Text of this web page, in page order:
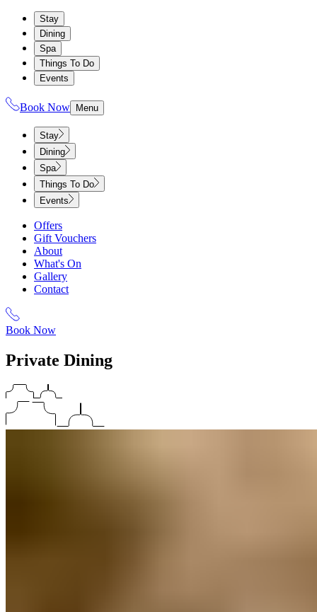
Stay
Dining
Spa
Things To Do
Events
Book Now Menu
Stay
Dining
Spa
Things To Do
Events
Offers
Gift Vouchers
About
What's On
Gallery
Contact
Book Now
Private Dining​​​​‌ ‍ ​‍​‍‌‍ ‌ ​‍‌‍‍‌‌‍‌ ‌‍‍‌‌‍ ‍​‍​‍​ ‍‍​‍​‍‌ ​ ‌‍​‌‌‍ ‍‌‍‍‌‌ ‌​‌ ‍‌​‍ ‍‌‍‍‌‌‍ ​‍​‍​‍ ​​‍​‍‌‍‍​‌ ​‍‌‍‌‌‌‍‌‍​‍​‍​ ‍‍​‍​‍‌‍‍​‌ ‌​‌ ‌​‌ ​​‌ ​ ​ ‍‍​‍ ​‍ ‌‍ ​​‍ ‌‌‍​‌‌‍ ‍‌‍‌​​‍ ‌‌ ​‍​‍ ‌‌‍‍​‌‍ ‌ ‌​‌‍‌‌‌‍ ​‌ ​ ​‍ ‌‌ ​ ‌ ‌​‌ ‌‌‌‍‌​‌‍‍‌‌‍ ​‍ ‍‌ ‌‍‌‍‌‌‌ ​‍‌‍​ ‌‍‌‌‌‍ ​​‍ ‍‌‍​‌‌ ​​‌ ​​​‍ ‌‍‍‌‌‍ ‍‌ ‌​‌‍‌‌‌‍ ‍‌ ‌​​‍ ‌‍‌‌‌‍‌​‌‍‍‌‌ ‌​​‍ ‌‍ ‌‌‍ ‌‍‌​‌‍‌‌​ ‌‌ ​​‌ ​‍‌‍‌‌‌ ​ ‌‍‌‌‌‍ ‍‌ ‌​‌‍​‌‌ ‌​‌‍‍‌‌‍ ‌‍ ‍​ ‍ ‌‍‍‌‌‍‌​​ ‌‌‍​‍​ ‍‌​ ​‍​ ‌​‌‍‌‌‌‍‌​‌‍​‌​ ​‍​‍ ‌​ ‌​‌‍‌‌​ ​‌​ ‍‌​‍ ‌​ ‌​​ ​​​ ​‍​ ​​​‍ ‌‌‍​‌​ ‌‌​ ‌​‌‍​‌​‍ ‌‌‍‌‍‌‍‌​​ ​‌​ ​ ‌‍​‌​ ​ ​ ‍‌​ ‍​​ ‍​​ ​‍​ ‌‍​ ‍​​ ‍ ‌ ‌​‌ ‍‌‌ ​​‌‍‌‌​ ‌‌‍‍​‌‍ ‌ ‌​‌‍‌‌‌‍ ​‌‌​ ‌‍‍‌‌ ‌​‌‍‌‌‌‌​​‌‍​‌‌‍‌ ‌‍‌‌​ ‍ ‌ ​​‌‍​‌‌ ‌​‌‍‍​​ ‌‌ ​​‌‍​‌‌‍‌ ‌‍‌‌‌​​‍‌ ‌‌‌‍‍‌‌‍ ​‌‍‌​‌‍‌‌‌ ​‍​‍‌‌​ ‌‌‌​​‍‌‌ ‌‍‍ ‌‍‌‌‌ ‍‌​‍‌‌​ ​ ‌​‌​​‍‌‌​ ​ ‌​‌​​‍‌‌​ ​‍​ ​‍​ ​‌‌‍‌​​ ‌ ‌‍​ ​ ‍‌‌‍​‍‌‍‌‌‌‍​ ​ ​​‌‍​‌​ ​‍​ ‌​​‍‌‌​ ​‍​ ​‍​‍‌‌​ ‌‌‌​‌​​‍ ‍‌‍‍​‌‍‌‌‌‍​‌‌‍‌​‌‍‍‌‌‍ ‍‌‍‌ ​ ‌‍​‍‌‍​‌‌ ​ ‌‍‌‌‌‌‌‌‌ ​‍‌‍ ​​ ‌‌‍‍​‌ ‌​‌ ‌​‌ ​​‌ ​ ​‍‌‌​ ​ ‌​​‌​‍‌‌​ ​‍‌​‌‍​‍‌‌​ ​‍‌​‌‍‌‍ ​​‍ ‌‌‍​‌‌‍ ‍‌‍‌​​‍ ‌‌ ​‍​‍ ‌‌‍‍​‌‍ ‌ ‌​‌‍‌‌‌‍ ​‌ ​ ​‍ ‌‌ ​ ‌ ‌​‌ ‌‌‌‍‌​‌‍‍‌‌‍ ​‍ ‍‌ ‌‍‌‍‌‌‌ ​‍‌‍​ ‌‍‌‌‌‍ ​​‍ ‍‌‍​‌‌ ​​‌ ​​​‍‌‍‌‍‍‌‌‍‌​​ ‌‌‍​‍​ ‍‌​ ​‍​ ‌​‌‍‌‌‌‍‌​‌‍​‌​ ​‍​‍ ‌​ ‌​‌‍‌‌​ ​‌​ ‍‌​‍ ‌​ ‌​​ ​​​ ​‍​ ​​​‍ ‌‌‍​‌​ ‌‌​ ‌​‌‍​‌​‍ ‌‌‍‌‍‌‍‌​​ ​‌​ ​ ‌‍​‌​ ​ ​ ‍‌​ ‍​​ ‍​​ ​‍​ ‌‍​ ‍​​‍‌‍‌ ‌​‌ ‍‌‌ ​​‌‍‌‌​ ‌‌‍‍​‌‍ ‌ ‌​‌‍‌‌‌‍ ​‌‌​ ‌‍‍‌‌ ‌​‌‍‌‌‌‌​​‌‍​‌‌‍‌ ‌‍‌‌​‍‌‍‌ ​​‌‍​‌‌ ‌​‌‍‍​​ ‌‌ ​​‌‍​‌‌‍‌ ‌‍‌‌‌​​‍‌ ‌‌‌‍‍‌‌‍ ​‌‍‌​‌‍‌‌‌ ​‍​‍‌‌​ ‌‌‌​​‍‌‌ ‌‍‍ ‌‍‌‌‌ ‍‌​‍‌‌​ ​ ‌​‌​​‍‌‌​ ​ ‌​‌​​‍‌‌​ ​‍​ ​‍​ ​‌‌‍‌​​ ‌ ‌‍​ ​ ‍‌‌‍​‍‌‍‌‌‌‍​ ​ ​​‌‍​‌​ ​‍​ ‌​​‍‌‌​ ​‍​ ​‍​‍‌‌​ ‌‌‌​‌​​‍ ‍‌‍‍​‌‍‌‌‌‍​‌‌‍‌​‌‍‍‌‌‍ ‍‌‍‌ ​‍‌‍‌ ​​‌‍‌‌‌ ​‍‌ ​ ‌ ​​‌‍‌‌‌‍​ ‌ ‌​‌‍‍‌‌ ‌‍‌‍‌‌​ ‌‌ ​​‌ ‌‌‌‍​‍‌‍ ​‌‍‍‌‌ ​ ‌‍‍​‌‍‌‌‌‍‌​​‍​‍‌ ‌